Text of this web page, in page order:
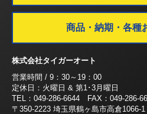
商品・納期・各種
株式会社タイガーオート
営業時間 / 9：30～19：00
定休日：火曜日 & 第1･3月曜日
TEL：049-286-6644 FAX：049-286-
〒350-2223 埼玉県鶴ヶ島市高倉1066-1